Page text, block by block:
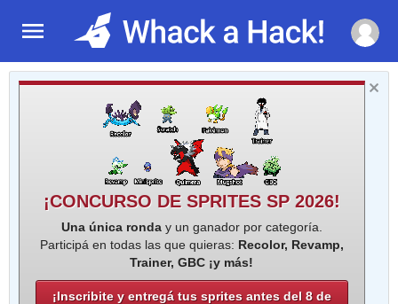
¡CONCURSO DE SPRITES SP 2026!
Una única ronday un ganador por categoría.
Participá en todas las que quieras: Recolor, Revamp,
Trainer, GBC ¡y más!
¡Inscribite y entregá tus sprites antes del 8 de